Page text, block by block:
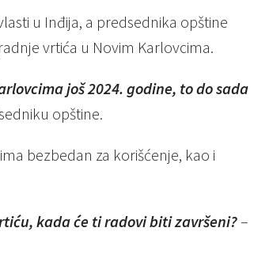
u Inđija, a predsednika opštine
vrtića u Novim Karlovcima.
još 2024. godine, to do sada
opštine.
bezbedan za korišćenje, kao i
kada će ti radovi biti završeni?–